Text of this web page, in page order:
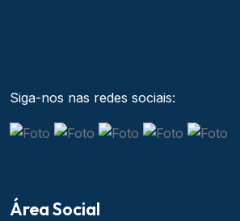
Siga-nos nas redes sociais:
Área Social